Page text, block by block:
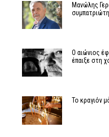
Μανώλης
συμπατριώτη
Ο αιώνιος
έπαιξε στη
Το κραγιόν